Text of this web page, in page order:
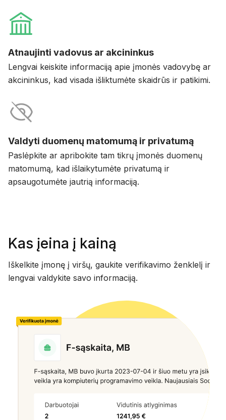
Atnaujinti vadovus ar akcininkus
Lengvai keiskite informaciją apie įmonės vadovybę ar
akcininkus, kad visada išliktumėte skaidrūs ir patikimi.
Valdyti duomenų matomumą ir privatumą
Paslėpkite ar apribokite tam tikrų įmonės duomenų
matomumą, kad išlaikytumėte privatumą ir
apsaugotumėte jautrią informaciją.
Kas įeina į kainą
Iškelkite įmonę į viršų, gaukite verifikavimo ženklelį ir
lengvai valdykite savo informaciją.